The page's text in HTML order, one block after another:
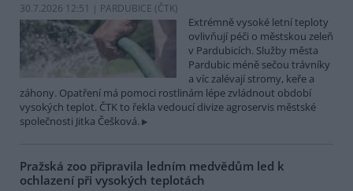
30.7.2026 12:51 | PARDUBICE (ČTK)
Extrémně vysoké letní teploty
ovlivňují péči o městskou zeleň
v Pardubicích. Služby města
Pardubic méně sečou trávníky
a víc zalévají stromy, keře a
záhony. Opatření má pomoci rostlinám lépe zvládnout období
vysokých teplot. ČTK to řekla vedoucí divize agroservis městské
společnosti Jitka Češková.
Pražská zoo připravila ledním medvědům led k
ochlazení při vysokých teplotách